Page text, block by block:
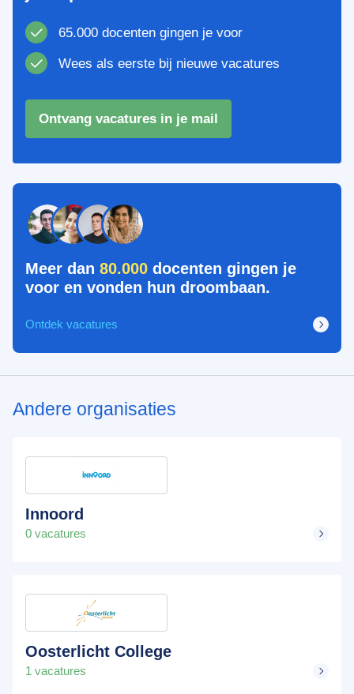
65.000 docenten gingen je voor
Wees als eerste bij nieuwe vacatures
Ontvang vacatures in je mail
Meer dan 80.000 docenten gingen je
voor en vonden hun droombaan.
Ontdek vacatures
Andere organisaties
Innoord
0 vacatures
Oosterlicht College
1 vacatures